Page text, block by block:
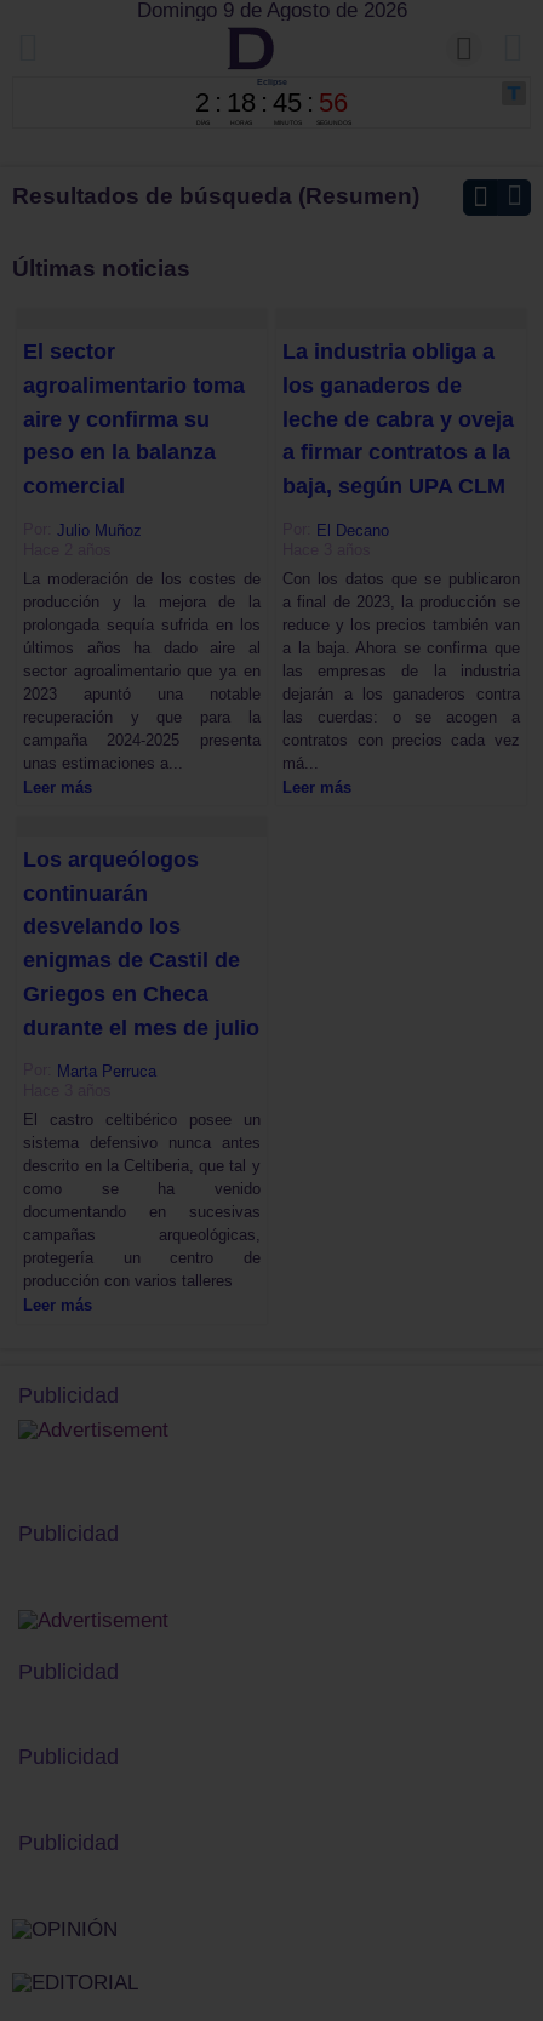
Domingo 9 de Agosto de 2026
Resultados de búsqueda (Resumen)
Últimas noticias
El sector
agroalimentario toma
aire y confirma su
peso en la balanza
comercial
Julio Muñoz
La moderación de los costes de
producción y la mejora de la
prolongada sequía sufrida en los
últimos años ha dado aire al
sector agroalimentario que ya en
2023 apuntó una notable
recuperación y que para la
campaña 2024-2025 presenta
unas estimaciones a...
Leer más
La industria obliga a
los ganaderos de
leche de cabra y oveja
a firmar contratos a la
baja, según UPA CLM
El Decano
Con los datos que se publicaron
a final de 2023, la producción se
reduce y los precios también van
a la baja. Ahora se confirma que
las empresas de la industria
dejarán a los ganaderos contra
las cuerdas: o se acogen a
contratos con precios cada vez
má...
Leer más
Los arqueólogos
continuarán
desvelando los
enigmas de Castil de
Griegos en Checa
durante el mes de julio
Marta Perruca
El castro celtibérico posee un
sistema defensivo nunca antes
descrito en la Celtiberia, que tal y
como se ha venido
documentando en sucesivas
campañas arqueológicas,
protegería un centro de
producción con varios talleres
Leer más
Publicidad
Publicidad
Publicidad
Publicidad
Publicidad